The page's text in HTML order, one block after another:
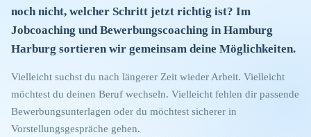
noch nicht, welcher Schritt jetzt richtig ist? Im
Jobcoaching und Bewerbungscoaching in Hamburg
Harburg sortieren wir gemeinsam deine Möglichkeiten.
Vielleicht suchst du nach längerer Zeit wieder Arbeit. Vielleicht
möchtest du deinen Beruf wechseln. Vielleicht fehlen dir passende
Bewerbungsunterlagen oder du möchtest sicherer in
Vorstellungsgespräche gehen.